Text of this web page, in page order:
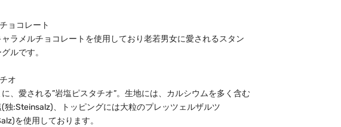
ョコレート
ラメルチョコレートを使用しており老若男女に愛されるスタン
ルです。
オ
、愛される”岩塩ピスタチオ”。生地には、カルシウムを多く含む
(独:Steinsalz)、トッピングには大粒のプレッツェルザルツ
を使用しております。